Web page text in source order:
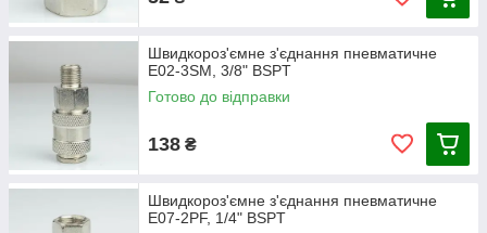
Швидкороз'ємне з'єднання пневматичне
E02-3SM, 3/8" BSPT
Готово до відправки
138 ₴
Швидкороз'ємне з'єднання пневматичне
E07-2PF, 1/4" BSPT